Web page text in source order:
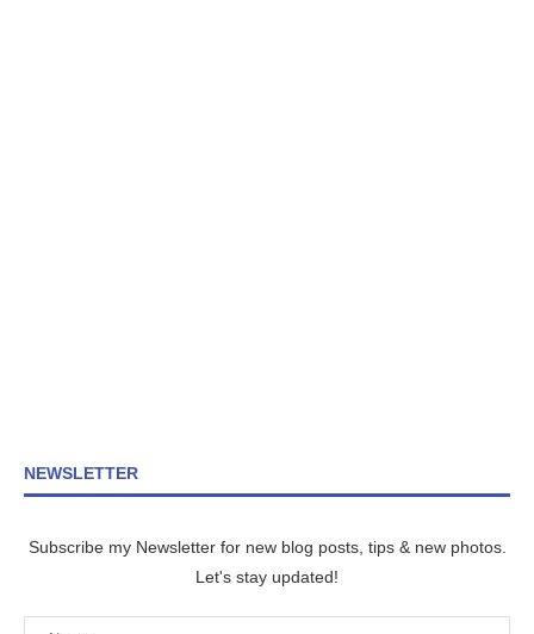
NEWSLETTER
Subscribe my Newsletter for new blog posts, tips & new photos.
Let's stay updated!